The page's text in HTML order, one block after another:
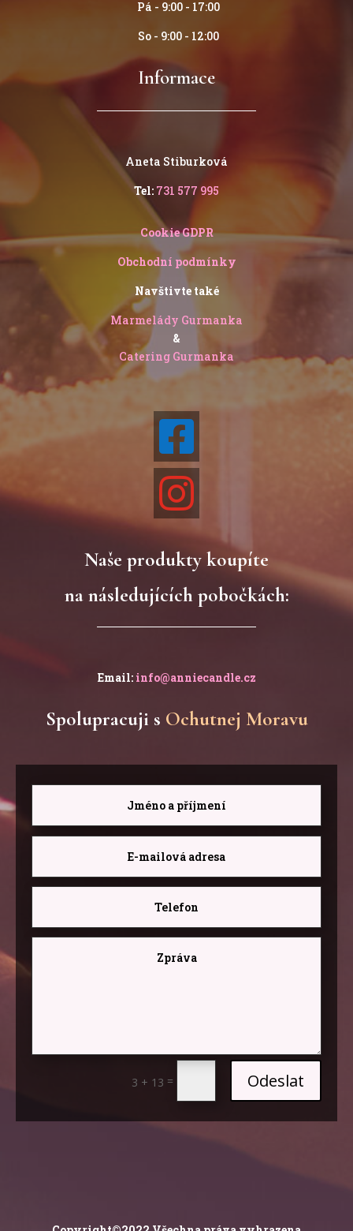
Pá - 9:00 - 17:00
So - 9:00 - 12:00
Informace
Aneta Stiburková
Tel: 731 577 995
Cookie GDPR
Obchodní podmínky
Navštivte také
Marmelády Gurmanka
&
Catering Gurmanka


Naše produkty koupíte
na následujících pobočkách:
Email: info@anniecandle.cz
Spolupracuji s Ochutnej Moravu
3 + 13 = Odeslat